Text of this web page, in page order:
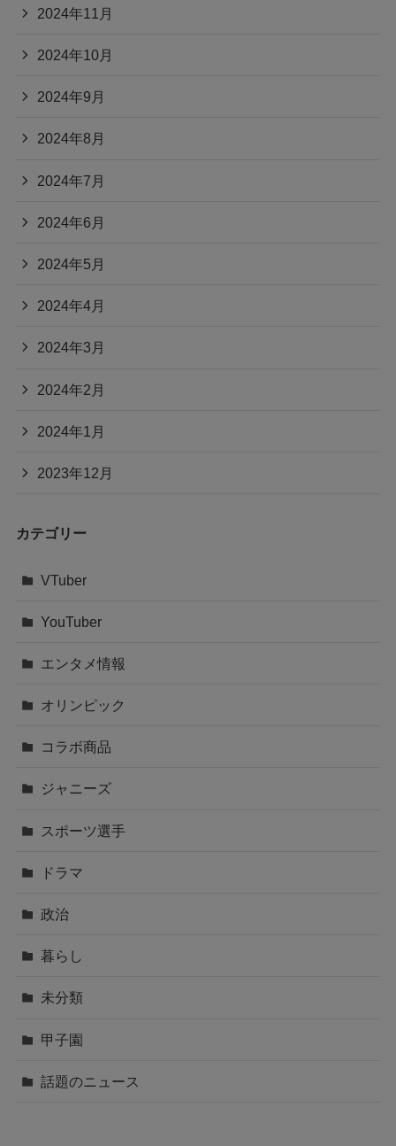
2024年11月
2024年10月
2024年9月
2024年8月
2024年7月
2024年6月
2024年5月
2024年4月
2024年3月
2024年2月
2024年1月
2023年12月
カテゴリー
VTuber
YouTuber
エンタメ情報
オリンピック
コラボ商品
ジャニーズ
スポーツ選手
ドラマ
政治
暮らし
未分類
甲子園
話題のニュース